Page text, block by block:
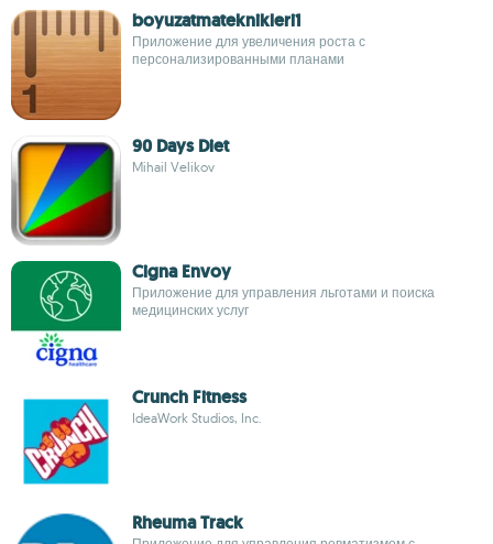
boyuzatmateknikleri1
Приложение для увеличения роста с
персонализированными планами
90 Days Diet
Mihail Velikov
Cigna Envoy
Приложение для управления льготами и поиска
медицинских услуг
Crunch Fitness
IdeaWork Studios, Inc.
Rheuma Track